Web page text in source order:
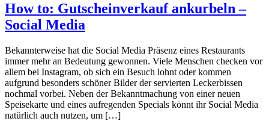
How to: Gutscheinverkauf ankurbeln –
Social Media
Bekannterweise hat die Social Media Präsenz eines Restaurants
immer mehr an Bedeutung gewonnen. Viele Menschen checken vor
allem bei Instagram, ob sich ein Besuch lohnt oder kommen
aufgrund besonders schöner Bilder der servierten Leckerbissen
nochmal vorbei. Neben der Bekanntmachung von einer neuen
Speisekarte und eines aufregenden Specials könnt ihr Social Media
natürlich auch nutzen, um […]